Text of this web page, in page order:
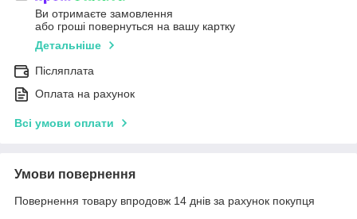
Ви отримаєте замовлення
або гроші повернуться на вашу картку
Детальніше
Післяплата
Оплата на рахунок
Всі умови оплати
Умови повернення
Повернення товару впродовж 14 днів за рахунок покупця